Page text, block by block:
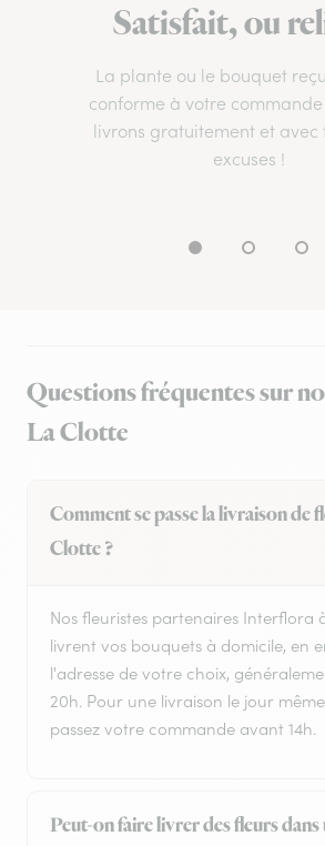
Satisfait, ou
La plante ou le bouquet
conforme à votre
livrons gratuitement et avec
excuses !
Questions fréquentes sur
La Clotte
Comment se passe la livraison de
Clotte ?
Nos fleuristes partenaires Interflora
livrent vos bouquets à domicile, en
l'adresse de votre choix,
20h. Pour une livraison le jour
passez votre commande avant 14h.
Peut-on faire livrer des fleurs